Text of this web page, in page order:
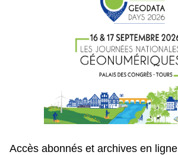
Accès abonnés et archives en ligne